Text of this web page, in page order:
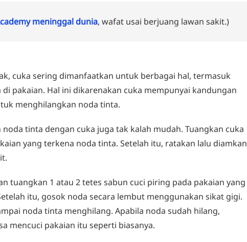
meninggal dunia, wafat usai berjuang lawan sakit.)
cuka sering dimanfaatkan untuk berbagai hal, termasuk
pakaian. Hal ini dikarenakan cuka mempunyai kandungan
menghilangkan noda tinta.
tinta dengan cuka juga tak kalah mudah. Tuangkan cuka
yang terkena noda tinta. Setelah itu, ratakan lalu diamkan
tuangkan 1 atau 2 tetes sabun cuci piring pada pakaian yang
itu, gosok noda secara lembut menggunakan sikat gigi.
noda tinta menghilang. Apabila noda sudah hilang,
mencuci pakaian itu seperti biasanya.